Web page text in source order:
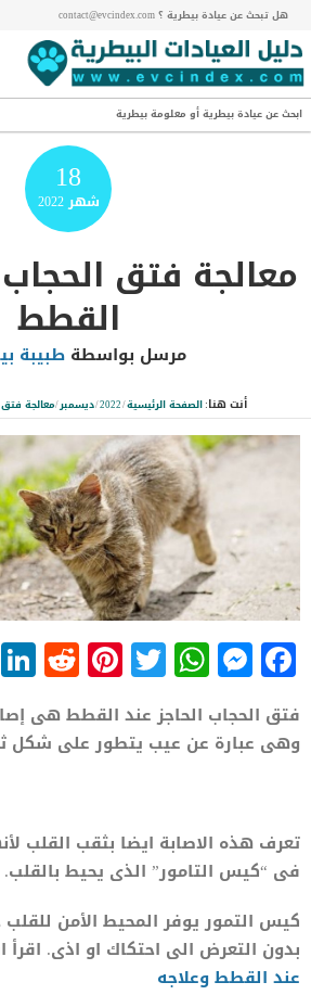
هل تبحث عن عيادة بيطرية ؟ contact@evcindex.com
ابحث عن عيادة بيطرية أو معلومة بيطرية
18
شهر2022
معالجة فتق الحجاب
القطط
مرسل بواسطة طبيبة
أنت هنا:الصفحة الرئيسية/
2022
/ديسمبر/معالجة
Facebook
Messenger
WhatsApp
Twitter
Pinterest
فتق الحجاب الحاجز عند القطط هى
وهى عبارة عن عيب يتطور على شكل
تعرف هذه الاصابة ايضا بثقب القلب
فى “كيس التامور” الذى يحيط بالقلب.
كيس التمور يوفر المحيط الأمن
بدون التعرض الى احتكاك او اذى. اقرأ
عند القطط وعلاجه